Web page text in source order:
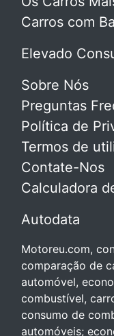
Carros com
Elevado
Sobre Nós
Preguntas
Política de
Termos de
Contate-Nos
Calculadora
Autodata
Motoreu.com,
comparação de
automóvel,
combustível,
consumo de
automóveis;